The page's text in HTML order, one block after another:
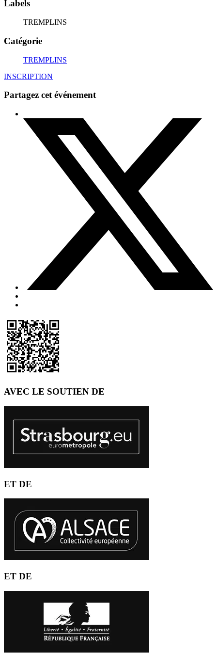
Labels
TREMPLINS
Catégorie
TREMPLINS
INSCRIPTION
Partagez cet événement
AVEC LE SOUTIEN DE
ET DE
ET DE